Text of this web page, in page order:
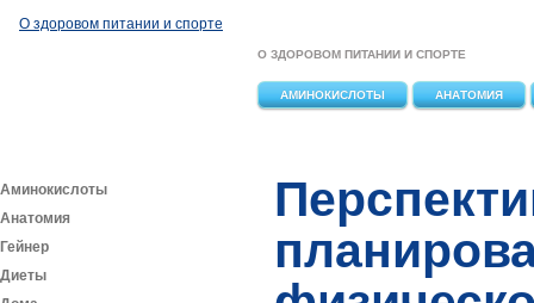
О здоровом питании и спорте
О ЗДОРОВОМ ПИТАНИИ И СПОРТЕ
АМИНОКИСЛОТЫ АНАТОМИЯ
Аминокислоты
Анатомия
Гейнер
Диеты